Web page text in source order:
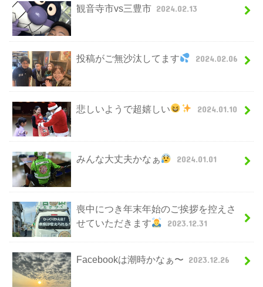
観音寺市vs三豊市 2024.02.13
投稿がご無沙汰してます 2024.02.06
悲しいようで超嬉しい 2024.01.10
みんな大丈夫かなぁ 2024.01.01
喪中につき年末年始のご挨拶を控えさ
せていただきます
2023.12.31
Facebookは潮時かなぁ〜 2023.12.26